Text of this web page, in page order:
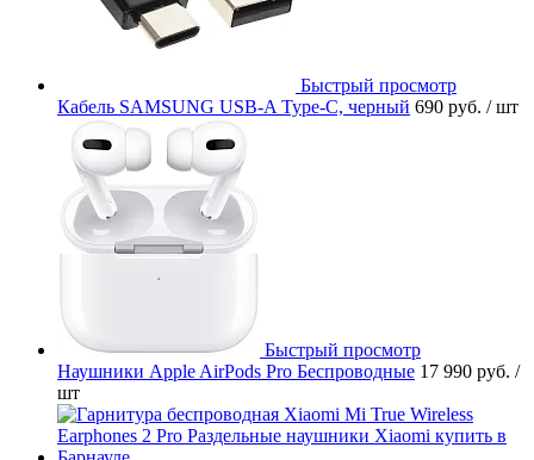
Быстрый просмотр
Кабель SAMSUNG USB-A Type-C, черный 690 руб. / шт
Быстрый просмотр
Наушники Apple AirPods Pro Беспроводные 17 990 руб. /
шт